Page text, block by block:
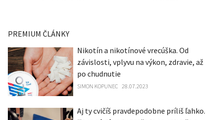
PREMIUM ČLÁNKY
Nikotín a nikotínové vrecúška. Od
závislosti, vplyvu na výkon, zdravie, až
po chudnutie
SIMON KOPUNEC 28.07.2023
Aj ty cvičíš pravdepodobne príliš ľahko.